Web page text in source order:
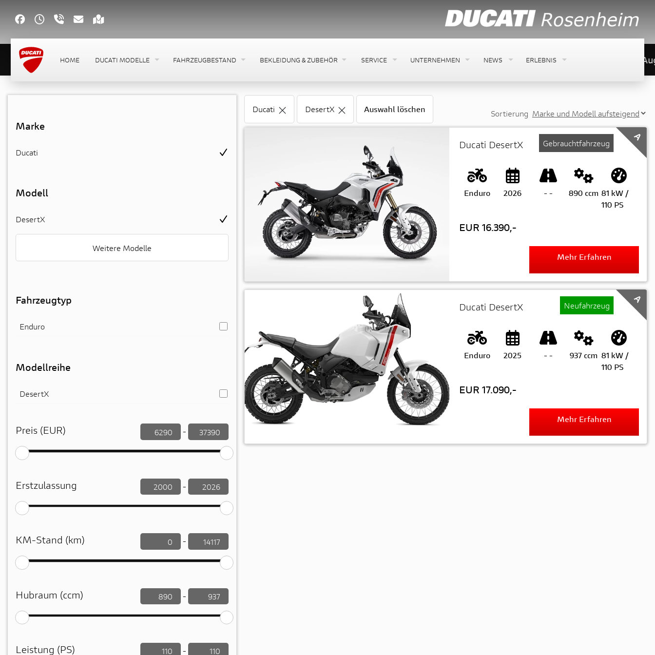
HOME DUCATI MODELLE FAHRZEUGBESTAND BEKLEIDUNG & ZUBEHÖR SERVICE UNTERNEHMEN NEWS ERLEBNIS
Betriebsurlaub von 7. August 2026 bis
Marke
Ducati
Modell
DesertX
Weitere Modelle
Fahrzeugtyp
Enduro
Modellreihe
DesertX
Preis (EUR) -
Erstzulassung -
KM-Stand (km) -
Hubraum (ccm) -
Leistung (PS) -
Ducati DesertX Auswahl löschen Sortierung
Ducati DesertX Gebrauchtfahrzeug
Enduro 2026 - - 890 ccm 81 kW /
110 PS
EUR 16.390,-
Mehr Erfahren
A
Ducati DesertX Neufahrzeug
Enduro 2025 - - 937 ccm 81 kW /
110 PS
EUR 17.090,-
Mehr Erfahren
A